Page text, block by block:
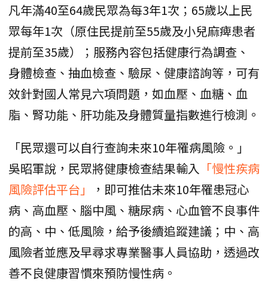
凡年滿40至64歲民眾為每3年1次；65歲以上民
眾每年1次（原住民提前至55歲及小兒麻痺患者
提前至35歲）；服務內容包括健康行為調查、
身體檢查、抽血檢查、驗尿、健康諮詢等，可有
效針對國人常見六項問題，如血壓、血糖、血
脂、腎功能、肝功能及身體質量指數進行檢測。
「民眾還可以自行查詢未來10年罹病風險。」
吳昭軍說，民眾將健康檢查結果輸入 「慢性疾病
風險評估平台」
，即可推估未來10年罹患冠心
病、高血壓、腦中風、糖尿病、心血管不良事件
的高、中、低風險，給予後續追蹤建議；中、高
風險者並應及早尋求專業醫事人員協助，透過改
善不良健康習慣來預防慢性病。